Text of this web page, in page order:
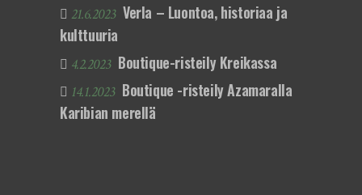
21.6.2023 Verla – Luontoa, historiaa ja
kulttuuria
4.2.2023 Boutique-risteily Kreikassa
14.1.2023 Boutique -risteily Azamaralla
Karibian merellä